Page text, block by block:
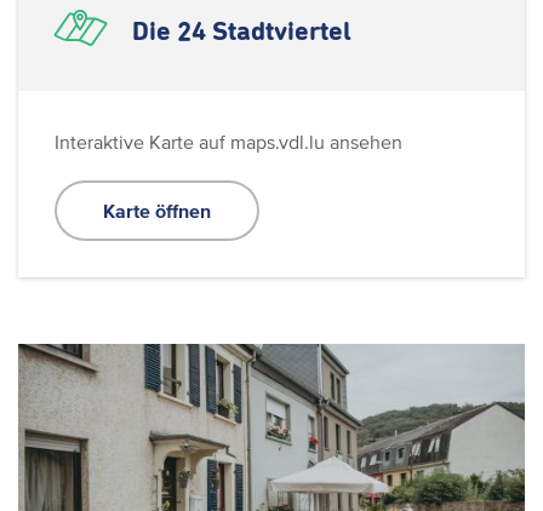
Die 24 Stadtviertel
Interaktive Karte auf maps.vdl.lu ansehen
Karte öffnen